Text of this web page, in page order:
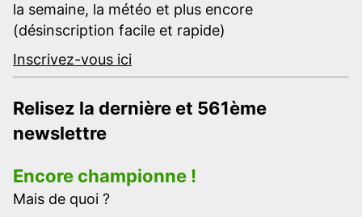
la semaine, la météo et plus encore
(désinscription facile et rapide)
Inscrivez-vous ici
Relisez la dernière et 561ème
newslettre
Encore championne !
Mais de quoi ?